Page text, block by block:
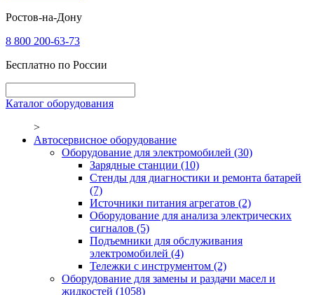
Ростов-на-Дону
8 800 200-63-73
Бесплатно по России
Каталог оборудования
>
Автосервисное оборудование
Оборудование для электромобилей (30)
Зарядные станции (10)
Стенды для диагностики и ремонта батарей
(7)
Источники питания агрегатов (2)
Оборудование для анализа электрических
сигналов (5)
Подъемники для обслуживания
электромобилей (4)
Тележки с инструментом (2)
Оборудование для замены и раздачи масел и
жидкостей (1058)